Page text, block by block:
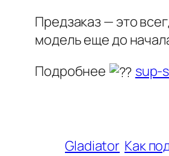
Предзаказ — это
модель еще до
Подробнее
sup-
Gladiator Как